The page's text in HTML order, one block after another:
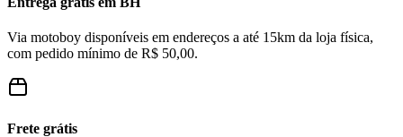
Via motoboy disponíveis em endereços a até 15km da loja física,
com pedido mínimo de R$ 50,00.
Frete grátis